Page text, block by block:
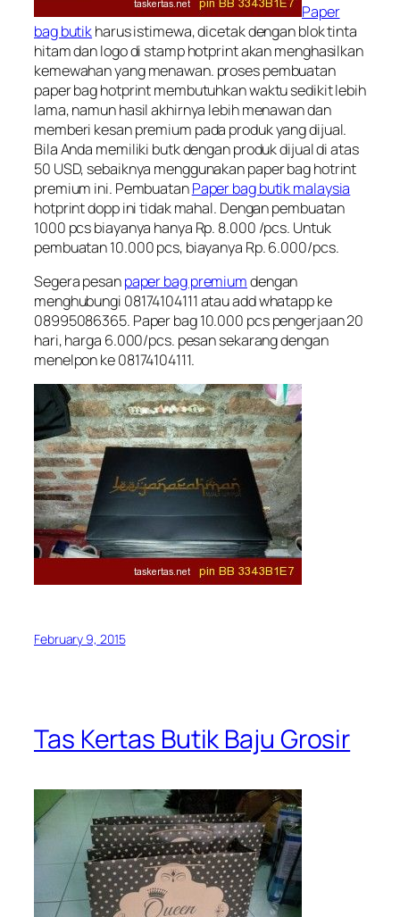
Paper
bag butikharus istimewa, dicetak dengan blok tinta
hitam dan logo di stamp hotprint akan menghasilkan
kemewahan yang menawan. proses pembuatan
paper bag hotprint membutuhkan waktu sedikit lebih
lama, namun hasil akhirnya lebih menawan dan
memberi kesan premium pada produk yang dijual.
Bila Anda memiliki butk dengan produk dijual di atas
50 USD, sebaiknya menggunakan paper bag hotrint
premium ini. PembuatanPaper bag butik malaysia
hotprint dopp ini tidak mahal. Dengan pembuatan
1000 pcs biayanya hanya Rp. 8.000 /pcs. Untuk
pembuatan 10.000 pcs, biayanya Rp. 6.000/pcs.
Segera pesanpaper bag premiumdengan
menghubungi 08174104111 atau add whatapp ke
08995086365. Paper bag 10.000 pcs pengerjaan 20
hari, harga 6.000/pcs. pesan sekarang dengan
menelpon ke 08174104111.
February 9, 2015
Tas Kertas Butik Baju Grosir